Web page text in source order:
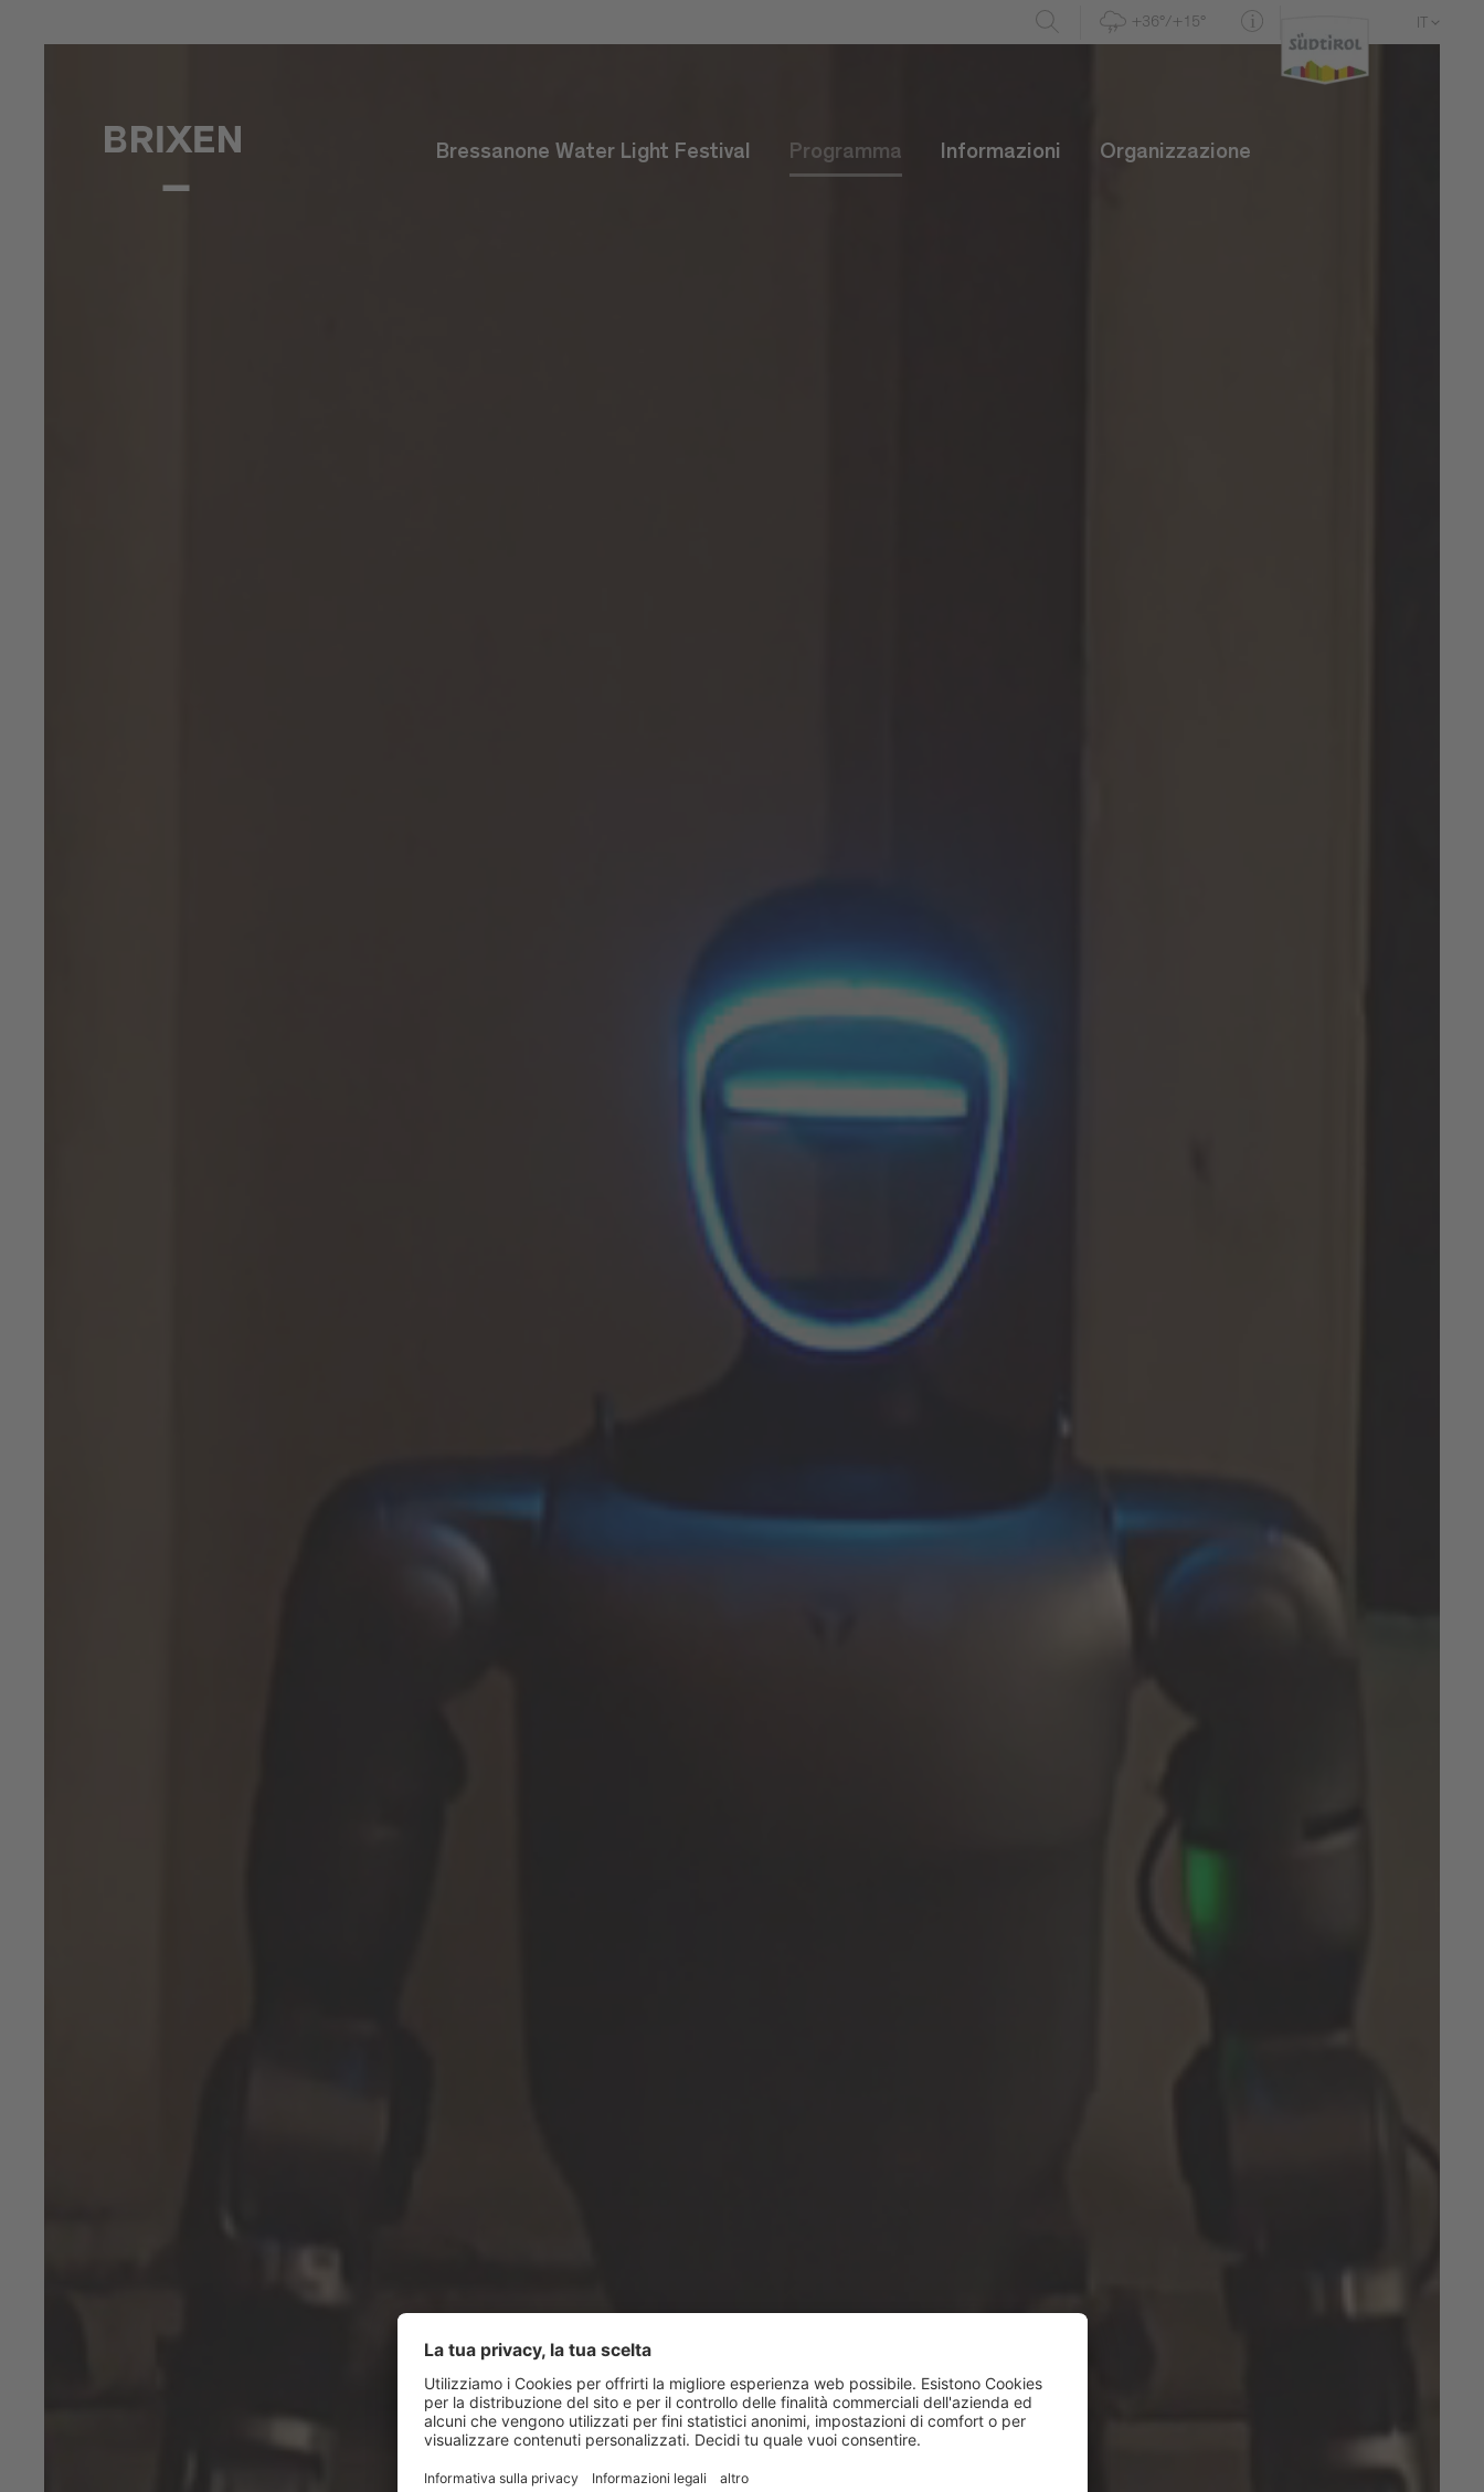
+36°/+15° IT
Bressanone Water Light Festival Programma Informazioni Organizzazione